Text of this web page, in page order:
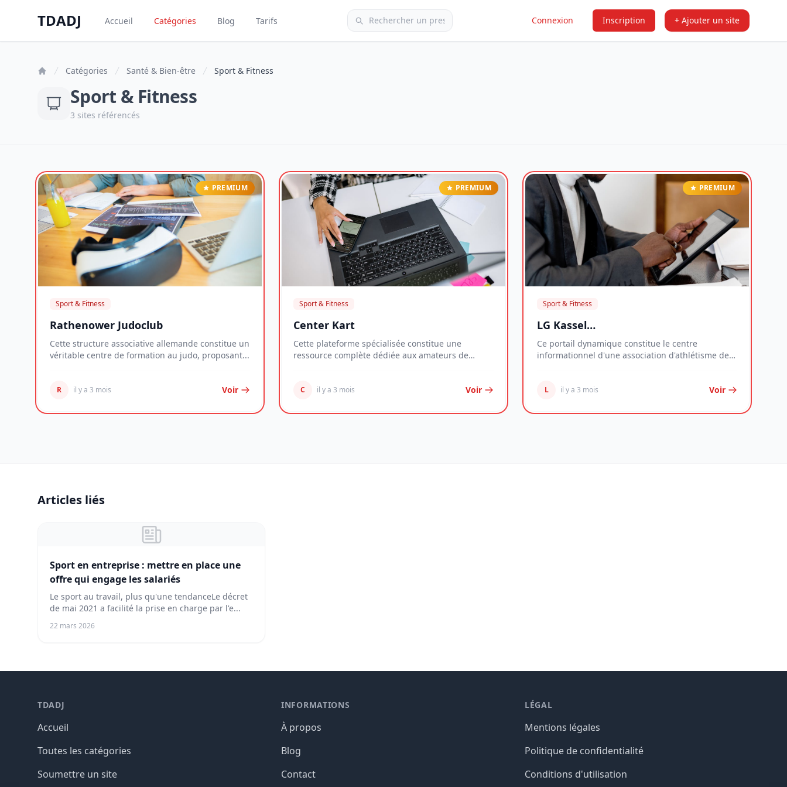
TDADJ
TDADJ Accueil Catégories Blog Tarifs Connexion Inscription + Ajouter un site
Catégories Santé & Bien-être Sport & Fitness
Sport & Fitness
3 sites référencés
PREMIUM
Sport & Fitness
Rathenower Judoclub
Cette structure associative allemande constitue un
véritable centre de formation au judo, proposant...
R il y a 3 mois Voir
PREMIUM
Sport & Fitness
Center Kart
Cette plateforme spécialisée constitue une
ressource complète dédiée aux amateurs de
C il y a 3 mois Voir
PREMIUM
Sport & Fitness
LG Kassel
(Leichtathletikgemeinschaft Kassel)
Ce portail dynamique constitue le centre
informationnel d'une association d'athlétisme de
L il y a 3 mois Voir
Articles liés
Sport en entreprise : mettre en place une
offre qui engage les salariés
Le sport au travail, plus qu'une tendanceLe décret
de mai 2021 a facilité la prise en charge par l'e...
22 mars 2026
TDADJ
Accueil
Toutes les catégories
Soumettre un site
INFORMATIONS
À propos
Blog
Contact
LÉGAL
Mentions légales
Politique de confidentialité
Conditions d'utilisation